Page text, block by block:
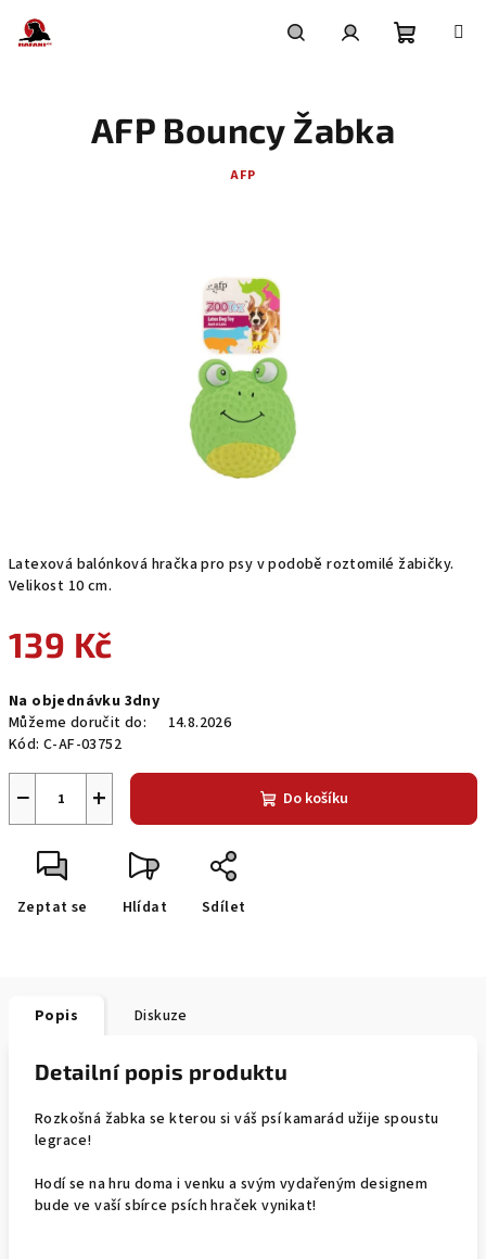
obsah
Latexová balónková hračka pro psy v podobě roztomilé žabičky.
Velikost 10 cm.
139 Kč
cena:
Na objednávku 3dny
Můžeme doručit do:
14.8.2026
Kód: C-AF-03752
+
− Do košíku
Zeptat se Hlídat Sdílet
AFP Bouncy Žabka
AFP
Popis Diskuze
Detailní popis produktu
Rozkošná žabka se kterou si váš psí kamarád užije spoustu
legrace!
Hodí se na hru doma i venku a svým vydařeným designem
bude ve vaší sbírce psích hraček vynikat!